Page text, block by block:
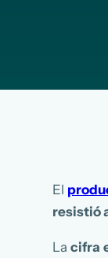
El
resistió
La cifra